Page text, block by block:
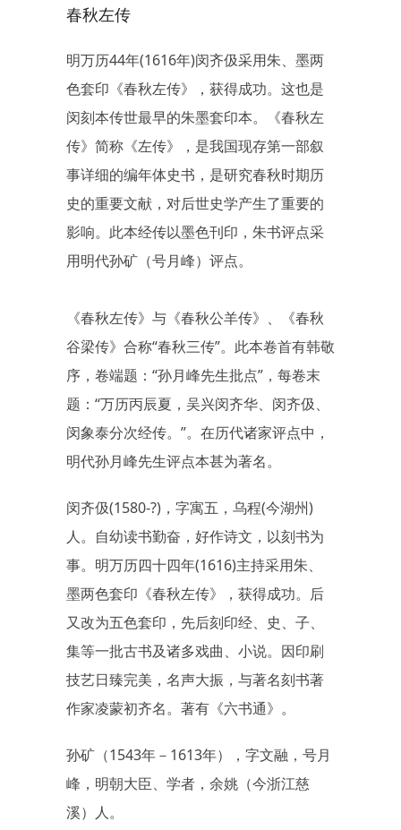
春秋左传
明万历44年(1616年)闵齐伋采用朱、墨两
色套印《春秋左传》，获得成功。这也是
闵刻本传世最早的朱墨套印本。《春秋左
传》简称《左传》，是我国现存第一部叙
事详细的编年体史书，是研究春秋时期历
史的重要文献，对后世史学产生了重要的
影响。此本经传以墨色刊印，朱书评点采
用明代孙矿（号月峰）评点。
《春秋左传》与《春秋公羊传》、《春秋
谷梁传》合称“春秋三传”。此本卷首有韩敬
序，卷端题：“孙月峰先生批点”，每卷末
题：“万历丙辰夏，吴兴闵齐华、闵齐伋、
闵象泰分次经传。”。在历代诸家评点中，
明代孙月峰先生评点本甚为著名。
闵齐伋(1580-?)，字寓五，乌程(今湖州)
人。自幼读书勤奋，好作诗文，以刻书为
事。明万历四十四年(1616)主持采用朱、
墨两色套印《春秋左传》，获得成功。后
又改为五色套印，先后刻印经、史、子、
集等一批古书及诸多戏曲、小说。因印刷
技艺日臻完美，名声大振，与著名刻书著
作家凌蒙初齐名。著有《六书通》。
孙矿（1543年－1613年），字文融，号月
峰，明朝大臣、学者，余姚（今浙江慈
溪）人。